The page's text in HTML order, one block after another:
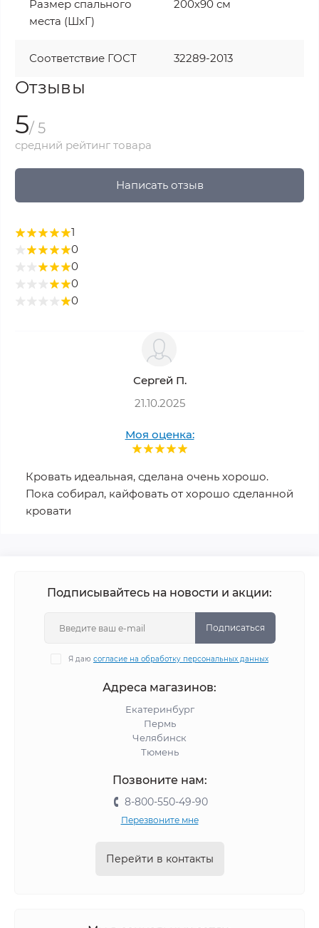
Размер спального
места (ШхГ)
200х90 см
Соответствие ГОСТ 32289-2013
Отзывы
5/ 5
средний рейтинг товара
Написать отзыв
1
0
0
0
0
Сергей П.
21.10.2025
Моя оценка:
Кровать идеальная, сделана очень хорошо.
Пока собирал, кайфовать от хорошо сделанной
кровати
Подписывайтесь на новости и акции:
Подписаться
Я даю согласие на обработку персональных данных
Адреса магазинов:
Екатеринбург
Пермь
Челябинск
Тюмень
Позвоните нам:
8-800-550-49-90
Перезвоните мне
Перейти в контакты